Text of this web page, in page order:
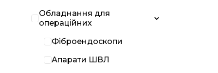
Обладнання для
операційних
Фіброендоскопи
Апарати ШВЛ